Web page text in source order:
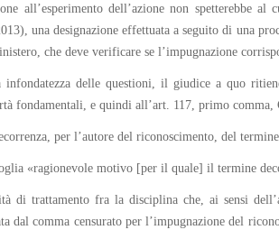
all’esperimento dell’azione non spetterebbe
una designazione effettuata a seguito di una
che deve verificare se l’impugnazione
delle questioni, il giudice a quo
fondamentali, e quindi all’art. 117, primo comma,
per l’autore del riconoscimento, del
«ragionevole motivo [per il quale] il termine
di trattamento fra la disciplina che, ai sensi
dal comma censurato per l’impugnazione del